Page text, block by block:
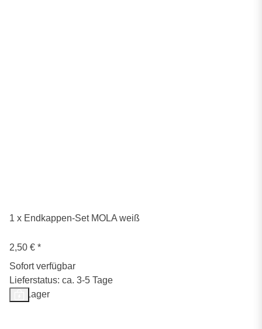
1 x Endkappen-Set MOLA weiß
2,50 € *
Sofort verfügbar
Lieferstatus: ca. 3-5 Tage
Auf Lager